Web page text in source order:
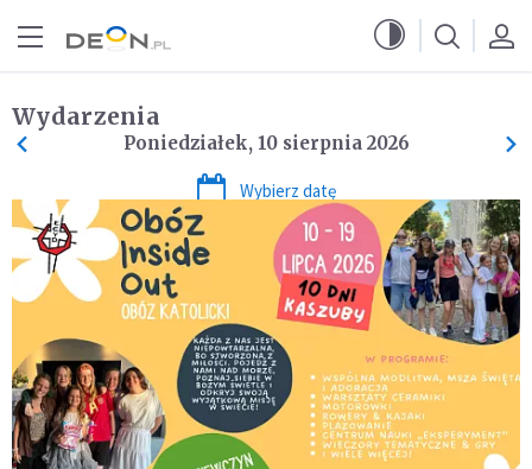
Wydarzenia
Poniedziałek, 10 sierpnia 2026
Wybierz datę